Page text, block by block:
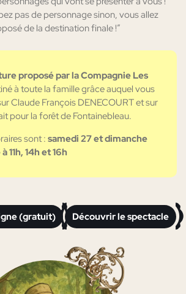
pas de personnage sinon, vous allez
de la destination finale !”
proposé par la Compagnie Les
à toute la famille grâce auquel vous
Claude François DENECOURT et sur
pour la forêt de Fontainebleau.
sont : samedi 27 et dimanche
11h, 14h et 16h
(gratuit) Découvrir le spectacle